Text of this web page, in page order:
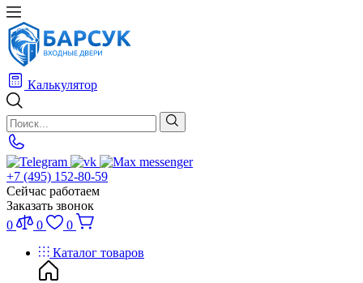
Калькулятор
+7 (495) 152-80-59
Сейчас работаем
Заказать звонок
0
0
0
Каталог товаров